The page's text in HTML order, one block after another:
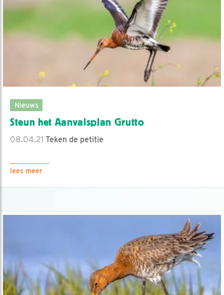
Nieuws
Steun het Aanvalsplan Grutto
08.04.21 Teken de petitie
lees meer